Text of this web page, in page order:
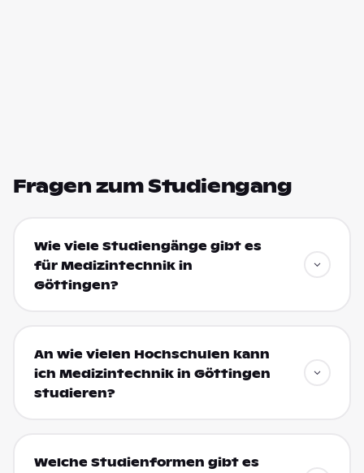
Fragen zum Studiengang
Wie viele Studiengänge gibt es
für Medizintechnik in
Göttingen?
An wie vielen Hochschulen kann
ich Medizintechnik in Göttingen
studieren?
Welche Studienformen gibt es